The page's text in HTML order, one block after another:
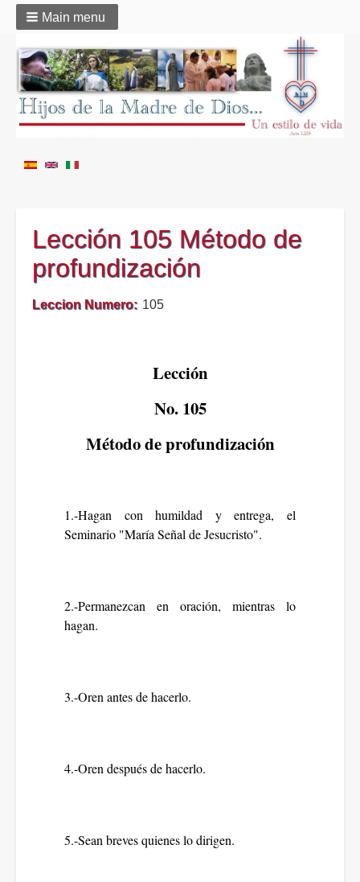
Main menu
Lección 105 Método de
profundización
Leccion Numero 105
Lección
No. 105
Método de profundización
1.-Hagan con humildad y entrega, el
Seminario "María Señal de Jesucristo".
2.-Permanezcan en oración, mientras lo
hagan.
3.-Oren antes de hacerlo.
4.-Oren después de hacerlo.
5.-Sean breves quienes lo dirigen.